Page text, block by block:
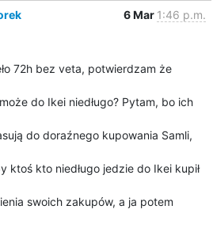
6 Mar 1:46 p.m.
72h bez veta, potwierdzam że
do Ikei niedługo? Pytam, bo ich
do doraźnego kupowania Samli,
ktoś kto niedługo jedzie do Ikei kupił
swoich zakupów, a ja potem